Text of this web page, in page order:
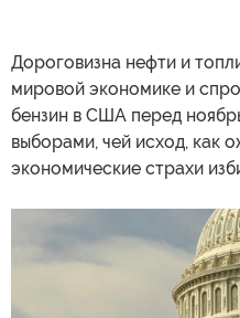
Дороговизна нефти и
мировой экономике и
бензин в США перед
выборами, чей исход, как
экономические страхи